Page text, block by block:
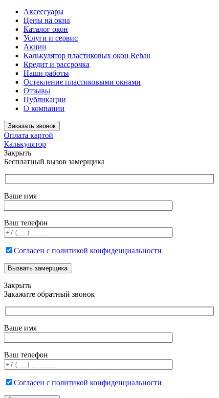
Аксессуары
Цены на окна
Каталог окон
Услуги и сервис
Акции
Калькулятор пластиковых окон Rehau
Кредит и рассрочка
Наши работы
Остекление пластиковыми окнами
Отзывы
Публикации
О компании
Заказать звонок
Оплата картой
Калькулятор
Закрыть
Бесплатный вызов замерщика
Ваше имя
Ваш телефон
Согласен с политикой конфиденциальности
Закрыть
Закажите обратный звонок
Ваше имя
Ваш телефон
Согласен с политикой конфиденциальности